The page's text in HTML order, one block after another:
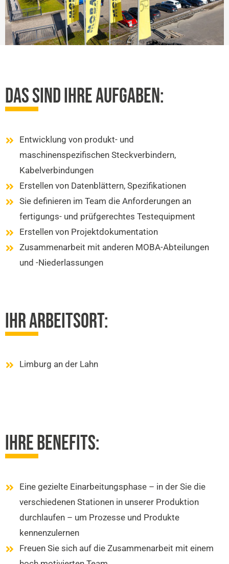
DAS SIND IHRE AUFGABEN:
Entwicklung von produkt- und
maschinenspezifischen Steckverbindern,
Kabelverbindungen
Erstellen von Datenblättern, Spezifikationen
Sie definieren im Team die Anforderungen an
fertigungs- und prüfgerechtes Testequipment
Erstellen von Projektdokumentation
Zusammenarbeit mit anderen MOBA-Abteilungen
und -Niederlassungen
IHR ARBEITSORT:
Limburg an der Lahn
IHRE BENEFITS:
Eine gezielte Einarbeitungsphase – in der Sie die
verschiedenen Stationen in unserer Produktion
durchlaufen – um Prozesse und Produkte
kennenzulernen
Freuen Sie sich auf die Zusammenarbeit mit einem